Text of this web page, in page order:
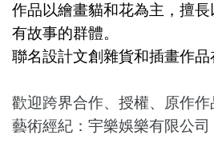
作品以繪畫貓和花為主，擅
有故事的群體。
聯名設計文創雜貨和插畫作品
歡迎跨界合作、授權、原作作
藝術經紀：宇樂娛樂有限公